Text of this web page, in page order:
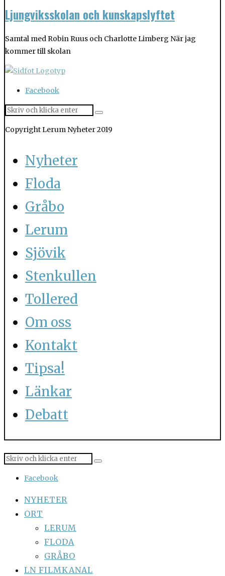
Ljungviksskolan och kunskapslyftet
Samtal med Robin Ruus och Charlotte Limberg När jag
kommer till skolan
Facebook
Copyright Lerum Nyheter 2019
Nyheter
Floda
Gråbo
Lerum
Sjövik
Stenkullen
Tollered
Om oss
Kontakt
Tipsa!
Länkar
Debatt
Facebook
NYHETER
ORT
LERUM
FLODA
GRÅBO
LN FILMKANAL